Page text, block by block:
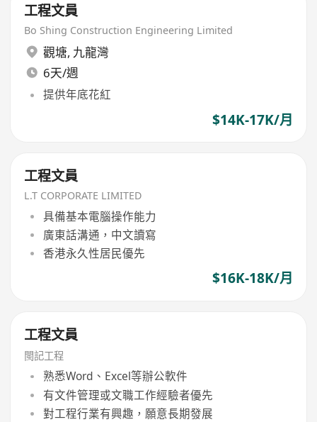
工程文員
Bo Shing Construction Engineering Limited
觀塘, 九龍灣
6天/週
提供年底花紅
$14K-17K/月
工程文員
L.T CORPORATE LIMITED
具備基本電腦操作能力
廣東話溝通，中文讀寫
香港永久性居民優先
$16K-18K/月
工程文員
閩記工程
熟悉Word、Excel等辦公軟件
有文件管理或文職工作經驗者優先
對工程行業有興趣，願意長期發展